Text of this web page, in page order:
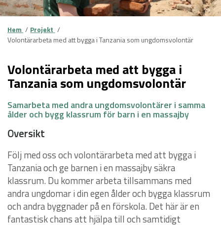
Hem
Projekt
Volontärarbeta med att bygga i Tanzania som ungdomsvolontär
Volontärarbeta med att bygga i
Tanzania som ungdomsvolontär
Samarbeta med andra ungdomsvolontärer i samma
ålder och bygg klassrum för barn i en massajby
Översikt
Följ med oss och volontärarbeta med att bygga i
Tanzania och ge barnen i en massajby säkra
klassrum. Du kommer arbeta tillsammans med
andra ungdomar i din egen ålder och bygga klassrum
och andra byggnader på en förskola. Det här är en
fantastisk chans att hjälpa till och samtidigt